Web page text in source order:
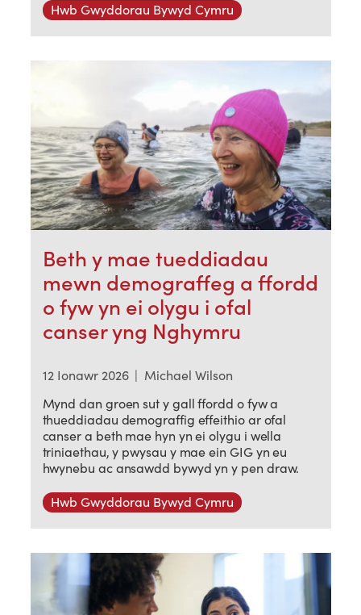
Hwb Gwyddorau Bywyd Cymru
Beth y mae tueddiadau
mewn demograffeg a ffordd
o fyw yn ei olygu i ofal
canser yng Nghymru
12 Ionawr 2026 | Michael Wilson
Mynd dan groen sut y gall ffordd o fyw a
thueddiadau demograffig effeithio ar ofal
canser a beth mae hyn yn ei olygu i wella
triniaethau, y pwysau y mae ein GIG yn eu
hwynebu ac ansawdd bywyd yn y pen draw.
Hwb Gwyddorau Bywyd Cymru